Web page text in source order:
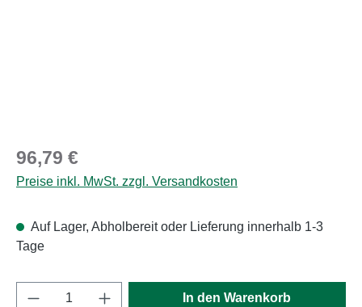
Regulärer Preis:
96,79 €
Preise inkl. MwSt. zzgl. Versandkosten
Auf Lager, Abholbereit oder Lieferung innerhalb 1-3
Tage
Produkt Anzahl: Gib den gewünschten
In den Warenkorb